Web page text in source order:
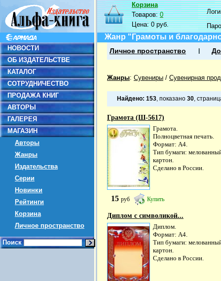
НОВОСТИ
ОБ ИЗДАТЕЛЬСТВЕ
КАТАЛОГ
СОТРУДНИЧЕСТВО
ПРОДАЖА КНИГ
АВТОРЫ
ГАЛЕРЕЯ
МАГАЗИН
Авторы
Жанры
Издательства
Серии
Новинки
Рейтинги
Корзина
Личное пространство
Поиск
Корзина
Товаров:0
Цена:0 руб.
Жанр "Грамоты и
Личное пространство
Жанры: Сувениры / Сувенирная
Найдено: 153, показано 30,
Грамота (Ш-5617)
Грамота.
Полноцветная печать.
Формат: А4.
Тип бумаги:
картон.
Сделано в России.
15 руб Купить
Диплом с символикой...
Диплом.
Формат: А4.
Тип бумаги:
картон.
Сделано в России.